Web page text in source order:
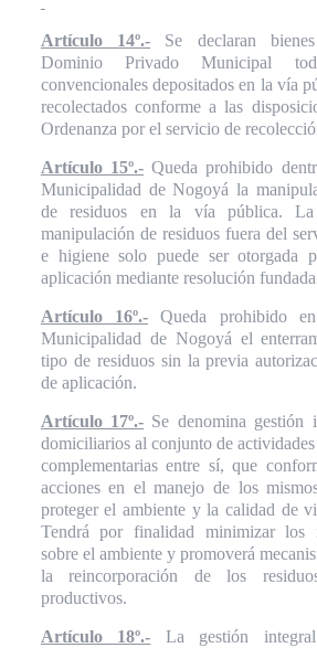
Artículo 14º.- Se declaran
Dominio Privado Municipal
convencionales depositados en la vía
recolectados conforme a las
Ordenanza por el servicio de
Artículo 15º.-Queda prohibido
Municipalidad de Nogoyá la
de residuos en la vía pública. La
manipulación de residuos fuera del
e higiene solo puede ser otorgada
aplicación mediante resolución
Artículo 16º.- Queda prohibido
Municipalidad de Nogoyá el
tipo de residuos sin la previa
de aplicación.
Artículo 17º.- Se denomina gestión
domiciliarios al conjunto de
complementarias entre sí, que
acciones en el manejo de los
proteger el ambiente y la calidad de
Tendrá por finalidad minimizar los
sobre el ambiente y promoverá
la reincorporación de los
productivos.
Artículo 18º.- La gestión